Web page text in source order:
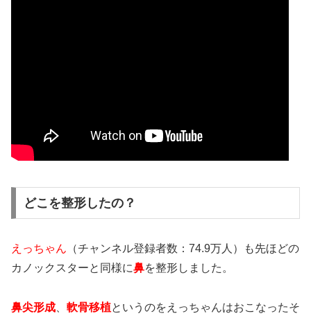
どこを整形したの？
えっちゃん （チャンネル登録者数：74.9万人）も先ほどの
カノックスターと同様に鼻を整形しました。
鼻尖形成 軟骨移植というのをえっちゃんはおこなったそ